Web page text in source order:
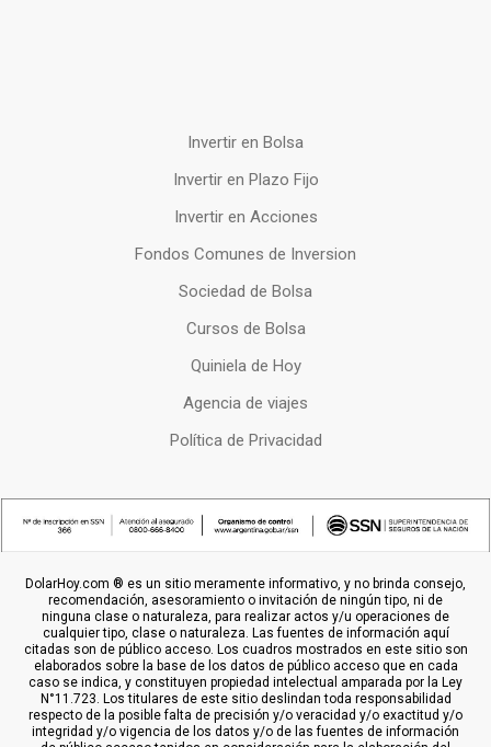
Invertir en Bolsa
Invertir en Plazo Fijo
Invertir en Acciones
Fondos Comunes de Inversion
Sociedad de Bolsa
Cursos de Bolsa
Quiniela de Hoy
Agencia de viajes
Política de Privacidad
DolarHoy.com ® es un sitio meramente informativo, y no brinda consejo,
recomendación, asesoramiento o invitación de ningún tipo, ni de
ninguna clase o naturaleza, para realizar actos y/u operaciones de
cualquier tipo, clase o naturaleza. Las fuentes de información aquí
citadas son de público acceso. Los cuadros mostrados en este sitio son
elaborados sobre la base de los datos de público acceso que en cada
caso se indica, y constituyen propiedad intelectual amparada por la Ley
N°11.723. Los titulares de este sitio deslindan toda responsabilidad
respecto de la posible falta de precisión y/o veracidad y/o exactitud y/o
integridad y/o vigencia de los datos y/o de las fuentes de información